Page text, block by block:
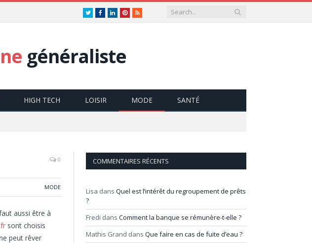
TwitterFacebookLinkedInPinterest
RSS
généraliste
HIGH TECH LOISIR MODE SANTÉ
0
MODE
aussi être à
sont choisis
peut rêver
COMMENTAIRES RÉCENTS
Lisa dans Quel est l’intérêt du regroupement de prêts
?
Fredi dans Comment la banque se rémunère-t-elle ?
Mathis Grand dans Que faire en cas de fuite d’eau ?